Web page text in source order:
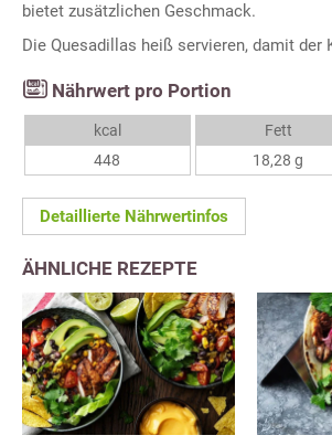
bietet zusätzlichen Geschmack.
Die Quesadillas heiß servieren, damit
Nährwert pro Portion
kcal
448
Fett
18,28 g
Detaillierte Nährwertinfos
ÄHNLICHE REZEPTE